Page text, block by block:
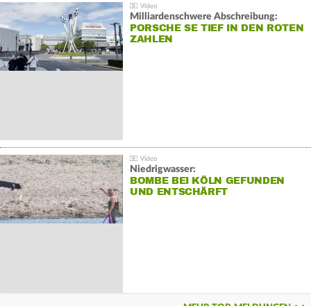
Milliardenschwere Abschreibung:
PORSCHE SE TIEF IN DEN ROTEN
ZAHLEN
Niedrigwasser:
BOMBE BEI KÖLN GEFUNDEN
UND ENTSCHÄRFT